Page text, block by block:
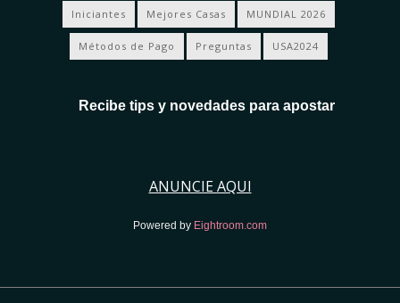
Iniciantes Mejores Casas MUNDIAL 2026
Métodos de Pago Preguntas USA2024
Recibe tips y novedades para apostar
ANUNCIE AQUI
Powered by Eightroom.com